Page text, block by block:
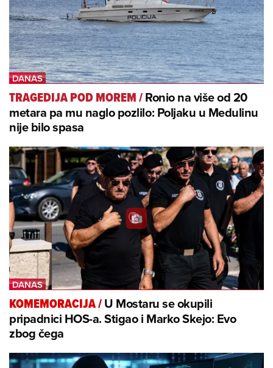
TRAGEDIJA POD MOREM/Ronio na više od 20
metara pa mu naglo pozlilo: Poljaku u Medulinu
nije bilo spasa
KOMEMORACIJA/U Mostaru se okupili
pripadnici HOS-a. Stigao i Marko Skejo: Evo
zbog čega